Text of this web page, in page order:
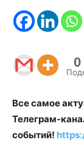
0
Все самое
Телеграм-
событий!